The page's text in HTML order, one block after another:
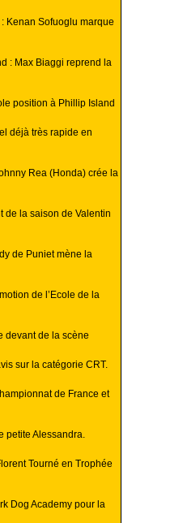
Kenan Sofuoglu marque
: Max Biaggi reprend la
position à Phillip Island
déjà très rapide en
Rea (Honda) crée la
de la saison de Valentin
de Puniet mène la
de l’Ecole de la
devant de la scène
sur la catégorie CRT.
de France et
petite Alessandra.
Tourné en Trophée
Dog Academy pour la